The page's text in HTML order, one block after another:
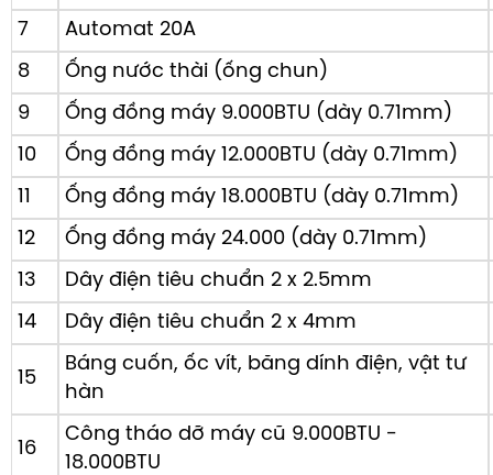
7
Automat 20A
8
Ống nước thài (ống chun)
9
Ống đồng máy 9.000BTU (dày 0.71mm)
10
Ống đồng máy 12.000BTU (dày 0.71mm)
11
Ống đồng máy 18.000BTU (dày 0.71mm)
12
Ống đồng máy 24.000 (dày 0.71mm)
13
Dây điện tiêu chuẩn 2 x 2.5mm
14
Dây điện tiêu chuẩn 2 x 4mm
15
Báng cuốn, ốc vít, băng dính điện, vật tư
hàn
16
Công tháo dỡ máy cũ 9.000BTU -
18.000BTU